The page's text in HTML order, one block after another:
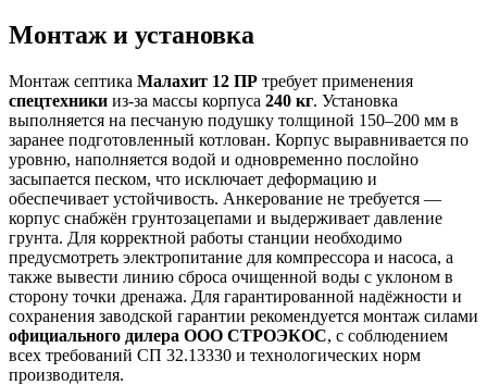
Монтаж и установка
Монтаж септика Малахит 12 ПР требует применения
спецтехники из-за массы корпуса 240 кг. Установка
выполняется на песчаную подушку толщиной 150–200 мм в
заранее подготовленный котлован. Корпус выравнивается по
уровню, наполняется водой и одновременно послойно
засыпается песком, что исключает деформацию и
обеспечивает устойчивость. Анкерование не требуется —
корпус снабжён грунтозацепами и выдерживает давление
грунта. Для корректной работы станции необходимо
предусмотреть электропитание для компрессора и насоса, а
также вывести линию сброса очищенной воды с уклоном в
сторону точки дренажа. Для гарантированной надёжности и
сохранения заводской гарантии рекомендуется монтаж силами
официального дилера ООО СТРОЭКОС, с соблюдением
всех требований СП 32.13330 и технологических норм
производителя.